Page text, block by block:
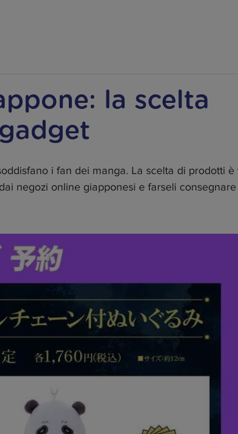
la scelta
i fan dei manga. La scelta di prodotti è
negozi online giapponesi e farseli